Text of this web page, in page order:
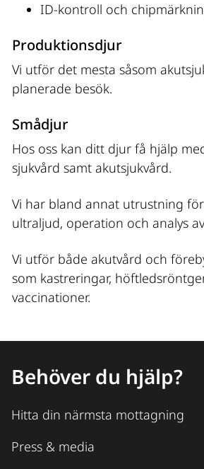
ID-kontroll och
Produktionsdjur
Vi utför det mesta såsom
planerade besök.
Smådjur
Hos oss kan ditt djur få hjälp
sjukvård samt akutsjukvård.
Vi har bland annat utrustning
ultraljud, operation och analys
Vi utför både akutvård och
som kastreringar,
vaccinationer.
Behöver du hjälp?
Hitta din närmsta mottagning
Press & media